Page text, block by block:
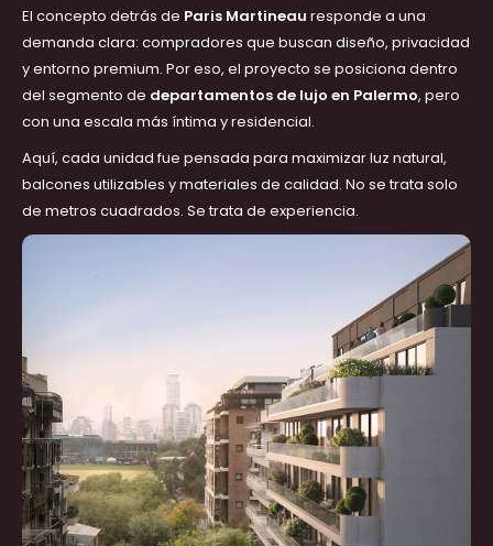
El concepto detrás de Paris Martineau responde a una
demanda clara: compradores que buscan diseño, privacidad
y entorno premium. Por eso, el proyecto se posiciona dentro
del segmento de departamentos de lujo en Palermo, pero
con una escala más íntima y residencial.
Aquí, cada unidad fue pensada para maximizar luz natural,
balcones utilizables y materiales de calidad. No se trata solo
de metros cuadrados. Se trata de experiencia.